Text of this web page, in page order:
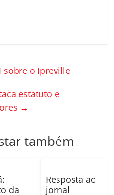
sobre o Ipreville
estatuto e
→
também
da
Resposta ao
jornal